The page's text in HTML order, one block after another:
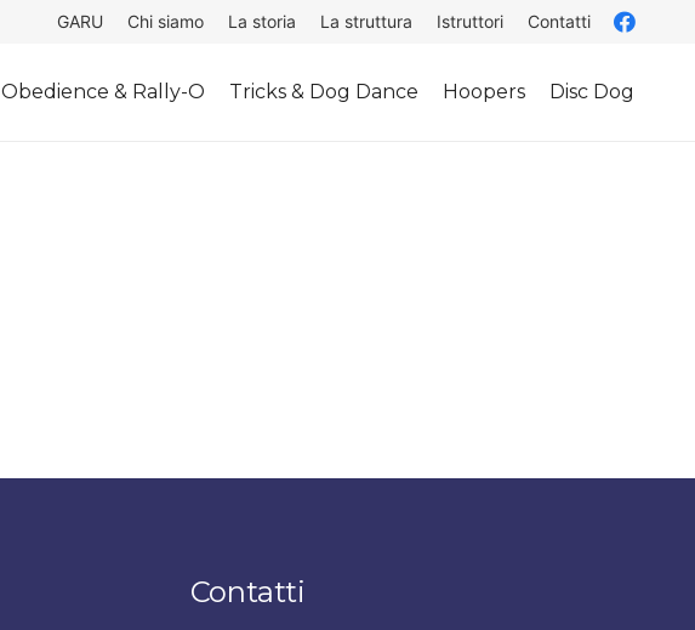
GARU Chi siamo La storia La struttura Istruttori Contatti
Obedience & Rally-O Tricks & Dog Dance Hoopers Disc Dog
Contatti